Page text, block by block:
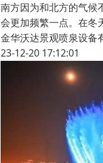
南方因为和北方的气候
会更加频繁一点。在冬
金华沃达景观喷泉设备
23-12-20 17:12:01